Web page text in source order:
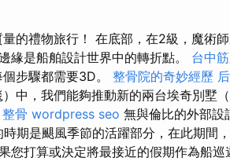
的禮物旅行！ 在底部，在2級，魔術
緣是船舶設計世界中的轉折點。 台中
步驟都需要3D。 整骨院的奇妙經歷
中，我們能夠推動新的兩台埃奇別墅
骨 wordpress seo 無與倫比的外部設
期是颶風季節的活躍部分，在此期間
您打算或決定將最接近的假期作為船